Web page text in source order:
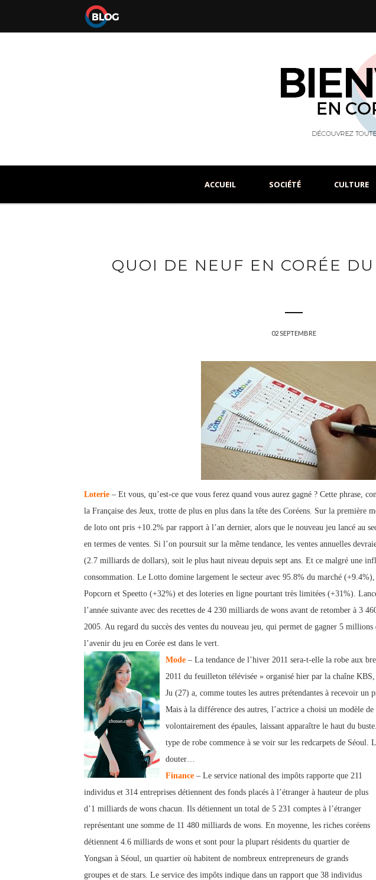
ACCUEIL SOCIÉTÉ CULTURE
QUOI DE NEUF EN CORÉE
02 SEPTEMBRE
Loterie – Et vous, qu’est-ce que vous ferez quand vous aurez gagné ? Cette phrase,
la Française des Jeux, trotte de plus en plus dans la tête des Coréens. Sur la première
de loto ont pris +10.2% par rapport à l’an dernier, alors que le nouveau jeu lancé au
en termes de ventes. Si l’on poursuit sur la même tendance, les ventes annuelles
(2.7 milliards de dollars), soit le plus haut niveau depuis sept ans. Et ce malgré une
consommation. Le Lotto domine largement le secteur avec 95.8% du marché
Popcorn et Speetto (+32%) et des loteries en ligne pourtant très limitées (+31%).
l’année suivante avec des recettes de 4 230 milliards de wons avant de retomber à 3
2005. Au regard du succès des ventes du nouveau jeu, qui permet de gagner 5 millions
l’avenir du jeu en Corée est dans le vert.
Mode – La tendance de l’hiver 2011 sera-t-elle la robe aux
2011 du feuilleton télévisée » organisé hier par la chaîne
Ju (27) a, comme toutes les autres prétendantes à recevoir un
Mais à la différence des autres, l’actrice a choisi un modèle
volontairement des épaules, laissant apparaître le haut du
type de robe commence à se voir sur les redcarpets de Séoul.
douter…
Finance – Le service national des impôts rapporte que 211
individus et 314 entreprises détiennent des fonds placés à l’étranger à hauteur de plus
d’1 milliards de wons chacun. Ils détiennent un total de 5 231 comptes à l’étranger
représentant une somme de 11 480 milliards de wons. En moyenne, les riches coréens
détiennent 4.6 milliards de wons et sont pour la plupart résidents du quartier de
Yongsan à Séoul, un quartier où habitent de nombreux entrepreneurs de grands
groupes et de stars. Le service des impôts indique dans un rapport que 38 individus